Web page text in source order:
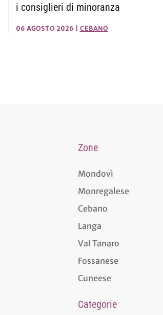
i consiglieri di minoranza
06 AGOSTO 2026 CEBANO
Zone
Mondovì
Monregalese
Cebano
Langa
Val Tanaro
Fossanese
Cuneese
Categorie